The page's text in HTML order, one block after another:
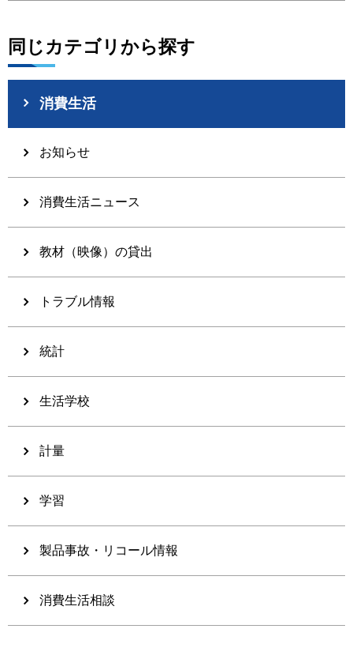
同じカテゴリから探す
消費生活
お知らせ
消費生活ニュース
教材（映像）の貸出
トラブル情報
統計
生活学校
計量
学習
製品事故・リコール情報
消費生活相談